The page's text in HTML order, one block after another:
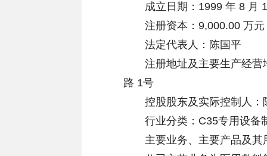
成立日期：1999 年 8 月
注册资本：9,000.00 万元
法定代表人：陈国平
注册地址及主要生产经营
路 1号
控股股东及实际控制人：
行业分类：C35专用设备
主要业务、主要产品及其